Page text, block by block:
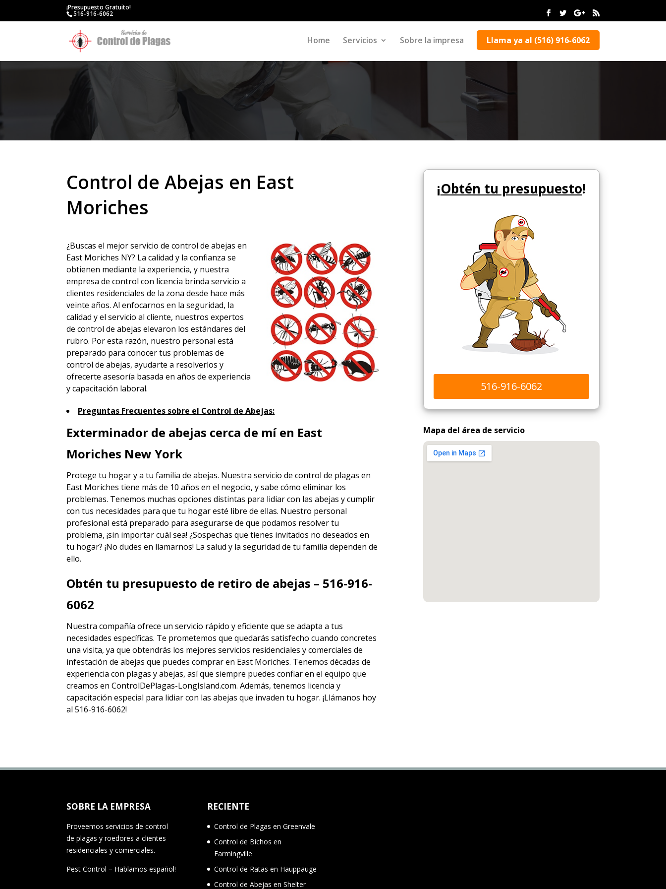
¡Presupuesto Gratuito!
516-916-6062
Home Servicios Sobre la impresa Llama ya al (516) 916-6062
Control de Abejas en East
Moriches
¿Buscas el mejor servicio de control de abejas en
East Moriches NY? La calidad y la confianza se
obtienen mediante la experiencia, y nuestra
empresa de control con licencia brinda servicio a
clientes residenciales de la zona desde hace más
veinte años. Al enfocarnos en la seguridad, la
calidad y el servicio al cliente, nuestros expertos
de control de abejas elevaron los estándares del
rubro. Por esta razón, nuestro personal está
preparado para conocer tus problemas de
control de abejas, ayudarte a resolverlos y
ofrecerte asesoría basada en años de experiencia
y capacitación laboral.
Preguntas Frecuentes sobre el Control de Abejas:
Exterminador de abejas cerca de mí en East
Moriches New York
Protege tu hogar y a tu familia de abejas. Nuestraservicio de control de plagas en
East Moriches tiene más de 10 años en el negocio, y sabe cómo eliminar los
problemas. Tenemos muchas opciones distintas para lidiar con las abejas y cumplir
con tus necesidades para que tu hogar esté libre de ellas. Nuestro personal
profesional está preparado para asegurarse de que podamos resolver tu
problema, ¡sin importar cuál sea! ¿Sospechas que tienes invitados no deseados en
tu hogar? ¡No dudes en llamarnos! La salud y la seguridad de tu familia dependen de
ello.
Obtén tu presupuesto de retiro de abejas – 516-916-
6062
Nuestra compañía ofrece un servicio rápido y eficiente que se adapta a tus
necesidades específicas. Te prometemos que quedarás satisfecho cuando concretes
una visita, ya que obtendrás los mejoresservicios residenciales y comerciales de
infestación de abejas que puedes comprar en East Moriches. Tenemos décadas de
experiencia con plagas y abejas, así que siempre puedesconfiar en el equipo que
creamos en ControlDePlagas-LongIsland.com. Además, tenemos licencia y
capacitación especial para lidiar con las abejas que invaden tu hogar. ¡Llámanos hoy
al 516-916-6062!
¡Obtén tu presupuesto!
516-916-6062
Mapa del área de servicio
SOBRE LA EMPRESA
Proveemos servicios de control
de plagas y roedores a clientes
residenciales y comerciales.
Pest Control – Hablamos español!
RECIENTE
Control de Plagas en Greenvale
Control de Bichos en
Farmingville
Control de Ratas en Hauppauge
Control de Abejas en Shelter